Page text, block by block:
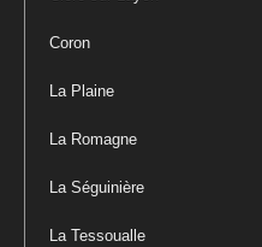
Coron
La Plaine
La Romagne
La Séguinière
La Tessoualle